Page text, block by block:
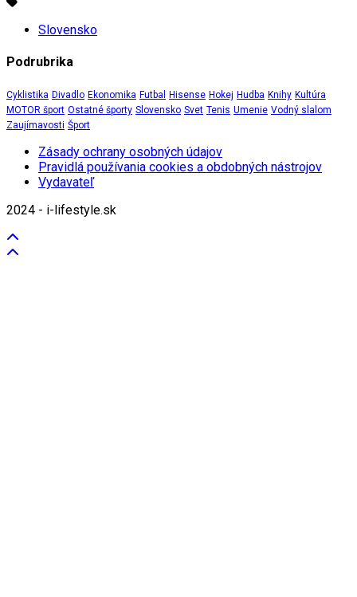
Slovensko
Podrubrika
Cyklistika Divadlo Ekonomika Futbal Hisense Hokej Hudba Knihy Kultúra
MOTOR šport Ostatné športy Slovensko Svet Tenis Umenie Vodný slalom
Zaujímavosti Šport
Zásady ochrany osobných údajov
Pravidlá používania cookies a obdobných nástrojov
Vydavateľ
2024 - i-lifestyle.sk